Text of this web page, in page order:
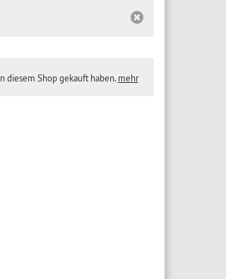
diesem Shop gekauft haben. mehr